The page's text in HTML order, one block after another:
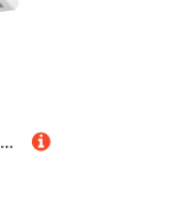
Indexa 33330 Zutrittsmelder, PIR-Bewegungsmelder, ZM 03